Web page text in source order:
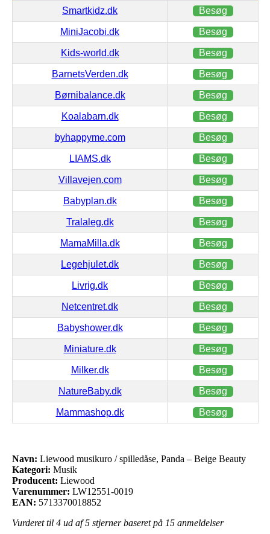
Smartkidz.dk Besøg
MiniJacobi.dk Besøg
Kids-world.dk Besøg
BarnetsVerden.dk Besøg
Børnibalance.dk Besøg
Koalabarn.dk Besøg
byhappyme.com Besøg
LIAMS.dk Besøg
Villavejen.com Besøg
Babyplan.dk Besøg
Tralaleg.dk Besøg
MamaMilla.dk Besøg
Legehjulet.dk Besøg
Livrig.dk Besøg
Netcentret.dk Besøg
Babyshower.dk Besøg
Miniature.dk Besøg
Milker.dk Besøg
NatureBaby.dk Besøg
Mammashop.dk Besøg
Navn: Liewood musikuro / spilledåse, Panda – Beige Beauty
Kategori: Musik
Producent: Liewood
Varenummer: LW12551-0019
EAN: 5713370018852
Vurderet til 4 ud af 5 stjerner baseret på 15 anmeldelser